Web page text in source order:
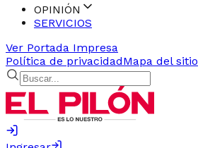
OPINIÓN
SERVICIOS
Ver Portada Impresa
Política de privacidadMapa del sitio